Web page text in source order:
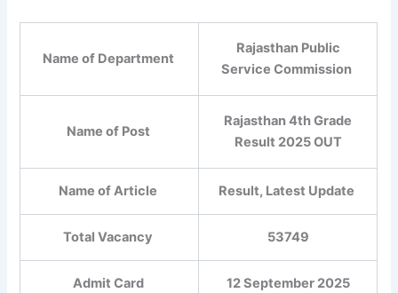
Name of Department
Rajasthan Public
Service Commission
Name of Post
Rajasthan 4th Grade
Result 2025 OUT
Name of Article Result, Latest Update
Total Vacancy 53749
Admit Card 12 September 2025